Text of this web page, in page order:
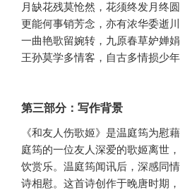
月缺花残莫怆然，花须终发月终圆
更能何事销芳念，亦有浓华委逝川
一曲艳歌留婉转，九原春草妒婵娟
王孙莫学多情客，自古多情损少年
第三部分：写作背景
《和友人伤歌姬》是温庭筠为慰
庭筠的一位友人深爱的歌姬离世
饮赏乐。温庭筠闻讯后，深感同
诗相慰。这首诗创作于晚唐时期